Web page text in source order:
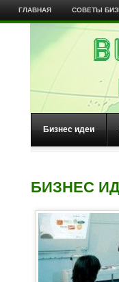
ГЛАВНАЯ СОВЕТЫ
Бизнес идеи
БИЗНЕС